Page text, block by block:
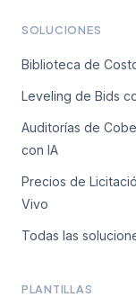
SOLUCIONES
Biblioteca de
Leveling de Bids
Auditorías de
con IA
Precios de
Vivo
Todas las
PLANTILLAS